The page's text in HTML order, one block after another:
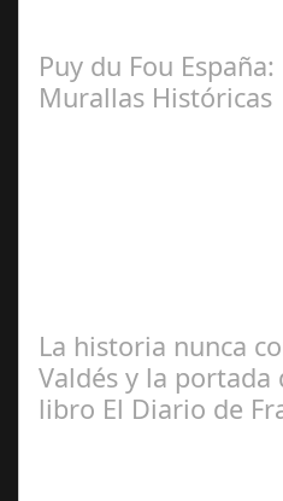
Puy du Fou
Murallas Históricas
La historia nunca
Valdés y la
libro El Diario de